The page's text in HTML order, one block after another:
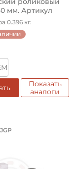
мм. Артикул
0.396 кг.
Показать
аналоги
(27х75)
чашки 27
PTO940CJGP